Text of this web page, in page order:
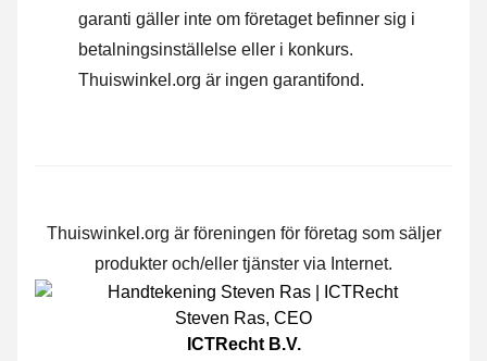
garanti gäller inte om företaget befinner sig i
betalningsinställelse eller i konkurs.
Thuiswinkel.org är ingen garantifond.
Thuiswinkel.org är föreningen för företag som säljer
produkter och/eller tjänster via Internet.
Steven Ras, CEO
ICTRecht B.V.